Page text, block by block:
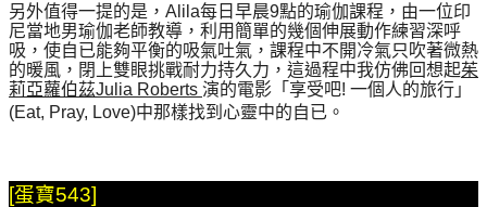
另外值得一提的是，Alila每日早晨9點的瑜伽課程，由一位印
尼當地男瑜伽老師教導，利用簡單的幾個伸展動作練習深呼
吸，使自已能夠平衡的吸氣吐氣，課程中不開冷氣只吹著微熱
的暖風，閉上雙眼挑戰耐力持久力，這過程中我仿佛回想起茱
莉亞蘿伯茲Julia Roberts 演的電影「享受吧! 一個人的旅行」
(Eat, Pray, Love)中那樣找到心靈中的自已。
[蛋寶543]